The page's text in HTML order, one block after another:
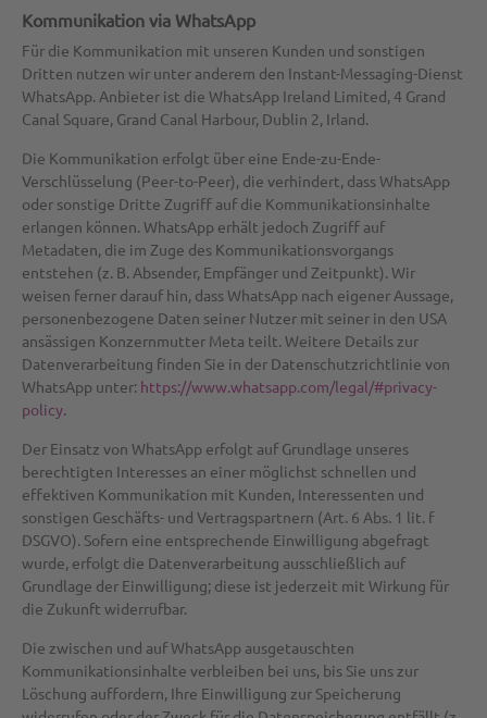
Kommunikation via WhatsApp
Für die Kommunikation mit unseren Kunden und sonstigen
Dritten nutzen wir unter anderem den Instant-Messaging-Dienst
WhatsApp. Anbieter ist die WhatsApp Ireland Limited, 4 Grand
Canal Square, Grand Canal Harbour, Dublin 2, Irland.
Die Kommunikation erfolgt über eine Ende-zu-Ende-
Verschlüsselung (Peer-to-Peer), die verhindert, dass WhatsApp
oder sonstige Dritte Zugriff auf die Kommunikationsinhalte
erlangen können. WhatsApp erhält jedoch Zugriff auf
Metadaten, die im Zuge des Kommunikationsvorgangs
entstehen (z. B. Absender, Empfänger und Zeitpunkt). Wir
weisen ferner darauf hin, dass WhatsApp nach eigener Aussage,
personenbezogene Daten seiner Nutzer mit seiner in den USA
ansässigen Konzernmutter Meta teilt. Weitere Details zur
Datenverarbeitung finden Sie in der Datenschutzrichtlinie von
WhatsApp unter: https://www.whatsapp.com/legal/#privacy-
policy.
Der Einsatz von WhatsApp erfolgt auf Grundlage unseres
berechtigten Interesses an einer möglichst schnellen und
effektiven Kommunikation mit Kunden, Interessenten und
sonstigen Geschäfts- und Vertragspartnern (Art. 6 Abs. 1 lit. f
DSGVO). Sofern eine entsprechende Einwilligung abgefragt
wurde, erfolgt die Datenverarbeitung ausschließlich auf
Grundlage der Einwilligung; diese ist jederzeit mit Wirkung für
die Zukunft widerrufbar.
Die zwischen und auf WhatsApp ausgetauschten
Kommunikationsinhalte verbleiben bei uns, bis Sie uns zur
Löschung auffordern, Ihre Einwilligung zur Speicherung